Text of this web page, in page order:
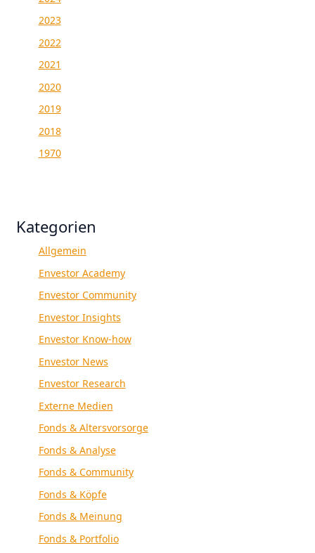
2023
2022
2021
2020
2019
2018
1970
Kategorien
Allgemein
Envestor Academy
Envestor Community
Envestor Insights
Envestor Know-how
Envestor News
Envestor Research
Externe Medien
Fonds & Altersvorsorge
Fonds & Analyse
Fonds & Community
Fonds & Köpfe
Fonds & Meinung
Fonds & Portfolio